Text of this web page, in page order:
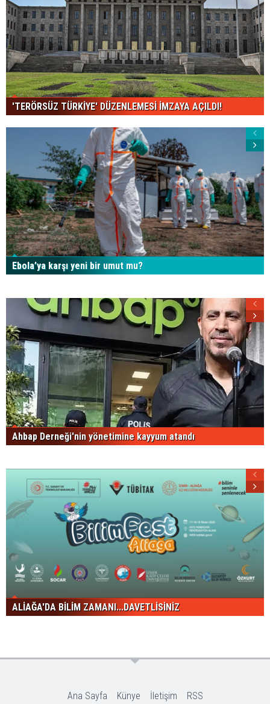
'TERÖRSÜZ TÜRKİYE' DÜZENLEMESİ İMZAYA AÇILDI!
Ebola’ya karşı yeni bir umut mu?
Ahbap Derneği'nin yönetimine kayyum atandı
ALİAĞA'DA BİLİM ZAMANI...DAVETLİSİNİZ
Ana Sayfa Künye İletişim RSS